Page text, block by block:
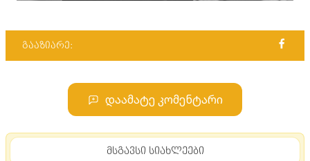
გააზიარე:
დაამატე კომენტარი
მსგავსი სიახლეები